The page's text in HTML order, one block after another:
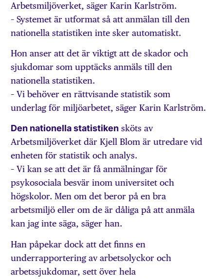
Arbetsmiljöverket, säger Karin Karlström.
– Systemet är utformat så att anmälan till den
nationella statistiken inte sker automatiskt.
Hon anser att det är viktigt att de skador och
sjukdomar som upptäcks anmäls till den
nationella statistiken.
– Vi behöver en rättvisande statistik som
underlag för miljöarbetet, säger Karin Karlström.
Den nationella statistiken sköts av
Arbetsmiljöverket där Kjell Blom är utredare vid
enheten för statistik och analys.
– Vi kan se att det är få anmälningar för
psykosociala besvär inom universitet och
högskolor. Men om det beror på en bra
arbetsmiljö eller om de är dåliga på att anmäla
kan jag inte säga, säger han.
Han påpekar dock att det finns en
underrapportering av arbetsolyckor och
arbetssjukdomar, sett över hela